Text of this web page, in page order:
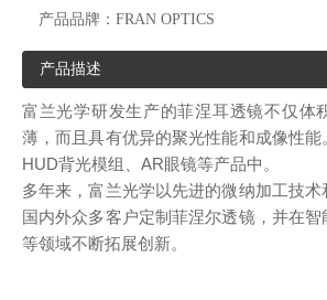
产品品牌： FRAN OPTICS
产品描述
富兰光学研发生产的菲涅耳透镜不仅体
薄，而且具有优异的聚光性能和成像性能
HUD背光模组、AR眼镜等产品中。
多年来，富兰光学以先进的微纳加工技
国内外众多客户定制菲涅尔透镜，并在
等领域不断拓展创新。